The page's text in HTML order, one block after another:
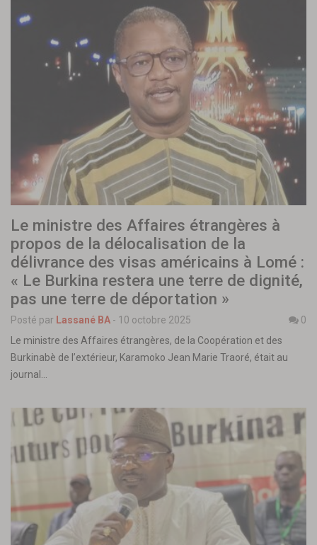
Le ministre des Affaires étrangères à
propos de la délocalisation de la
délivrance des visas américains à Lomé :
« Le Burkina restera une terre de dignité,
pas une terre de déportation »
Posté par Lassané BA - 10 octobre 2025
0
Le ministre des Affaires étrangères, de la Coopération et des
Burkinabè de l’extérieur, Karamoko Jean Marie Traoré, était au
journal…